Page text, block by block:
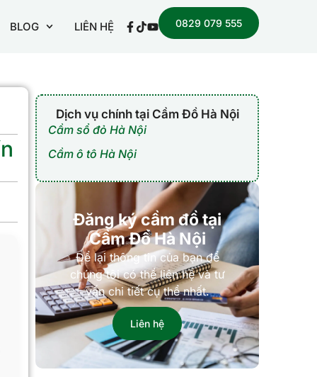
BLOG LIÊN HỆ 0829 079 555
Dịch vụ chính tại Cầm Đồ Hà Nội
Cầm sổ đỏ Hà Nội
Cầm ô tô Hà Nội
Đăng ký cầm đồ tại
Cầm Đồ Hà Nội
Để lại thông tin của bạn để
chúng tôi có thể liên hệ và tư
vấn chi tiết cụ thể nhất.
Liên hệ